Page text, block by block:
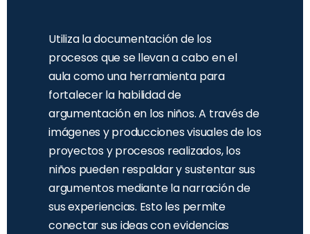
Utiliza la documentación de los
procesos que se llevan a cabo en el
aula como una herramienta para
fortalecer la habilidad de
argumentación en los niños. A través de
imágenes y producciones visuales de los
proyectos y procesos realizados, los
niños pueden respaldar y sustentar sus
argumentos mediante la narración de
sus experiencias. Esto les permite
conectar sus ideas con evidencias